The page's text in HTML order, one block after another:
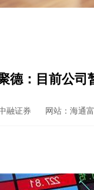
德：目前公
融证券 网站：海通